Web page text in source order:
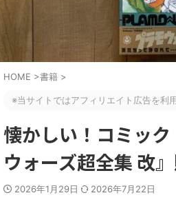
HOME >書籍 >
※当サイトではアフィリエイト広告を利
懐かしい！コミッ
ウォーズ超全集 改
2026年1月29日 2026年7月22日